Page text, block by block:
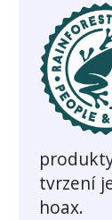
tvrzení
hoax.